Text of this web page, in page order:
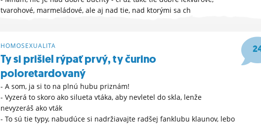
tvarohové, marmeládové, ale aj nad tie, nad ktorými sa ch
HOMOSEXUALITA
Ty si prišiel rýpať prvý, ty čurino
poloretardovaný
- A som, ja si to na plnú hubu priznám!
- Vyzerá to skoro ako silueta vtáka, aby nevletel do skla, lenže
nevyzeráš ako vták
- To sú tie typy, nabudúce si nadržiavajte radšej fanklubu klaunov, lebo